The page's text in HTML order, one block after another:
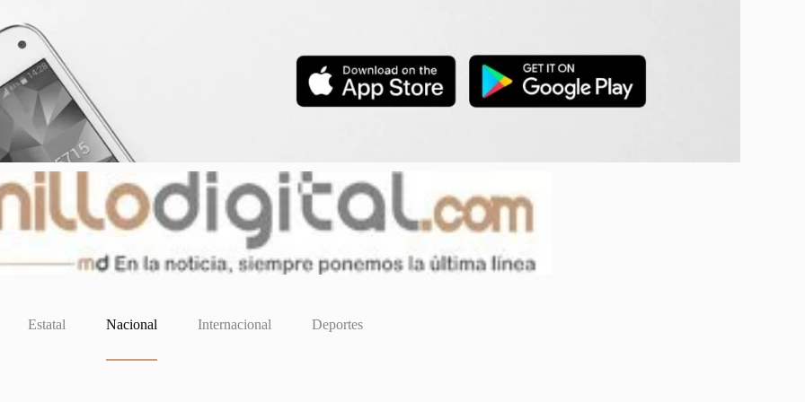
Estatal Nacional Internacional Deportes